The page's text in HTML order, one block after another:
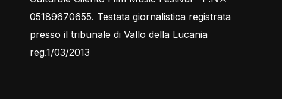
05189670655. Testata giornalistica registrata
presso il tribunale di Vallo della Lucania
reg.1/03/2013